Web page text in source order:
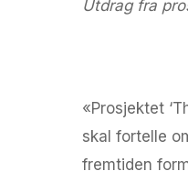
Utdrag fra
«Prosjektet
skal fortelle
fremtiden